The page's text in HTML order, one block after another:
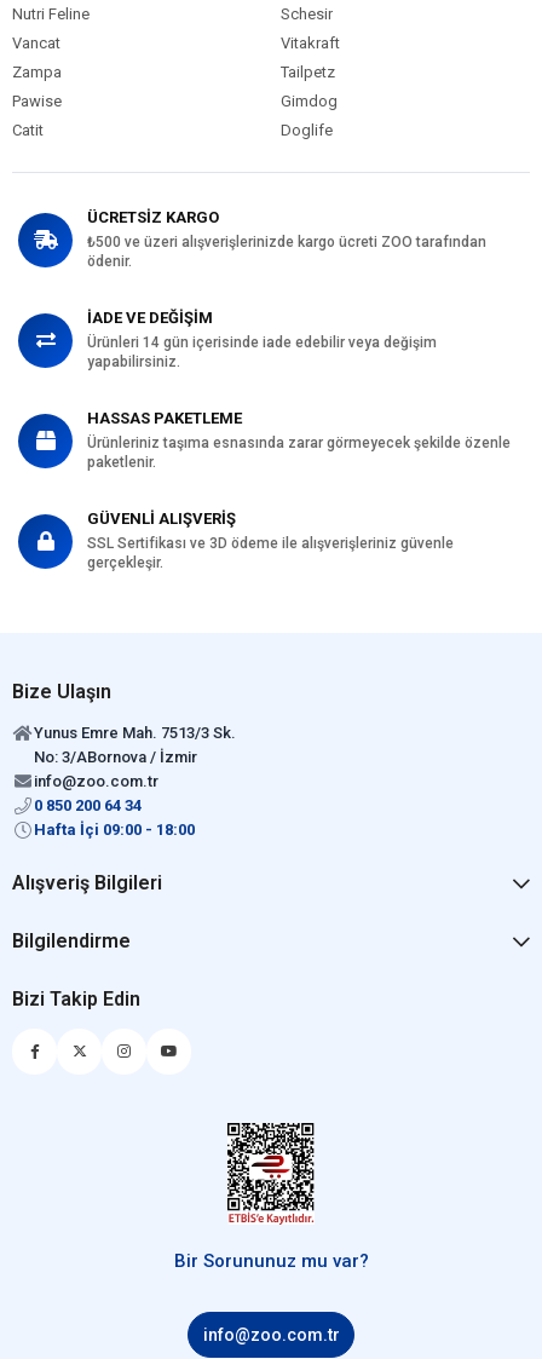
Nutri Feline
Schesir
Vancat
Vitakraft
Zampa
Tailpetz
Pawise
Gimdog
Catit
Doglife
ÜCRETSİZ KARGO
₺500 ve üzeri alışverişlerinizde kargo ücreti ZOO tarafından
ödenir.
İADE VE DEĞİŞİM
Ürünleri 14 gün içerisinde iade edebilir veya değişim
yapabilirsiniz.
HASSAS PAKETLEME
Ürünleriniz taşıma esnasında zarar görmeyecek şekilde özenle
paketlenir.
GÜVENLİ ALIŞVERİŞ
SSL Sertifikası ve 3D ödeme ile alışverişleriniz güvenle
gerçekleşir.
Bize Ulaşın
Yunus Emre Mah. 7513/3 Sk.
No: 3/ABornova / İzmir
info@zoo.com.tr
0 850 200 64 34
Hafta İçi 09:00 - 18:00
Alışveriş Bilgileri
Bilgilendirme
Bizi Takip Edin
Bir Sorununuz mu var?
info@zoo.com.tr